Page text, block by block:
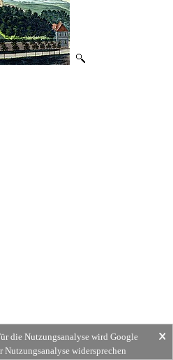
die Nutzungsanalyse wird Google
widersprechen